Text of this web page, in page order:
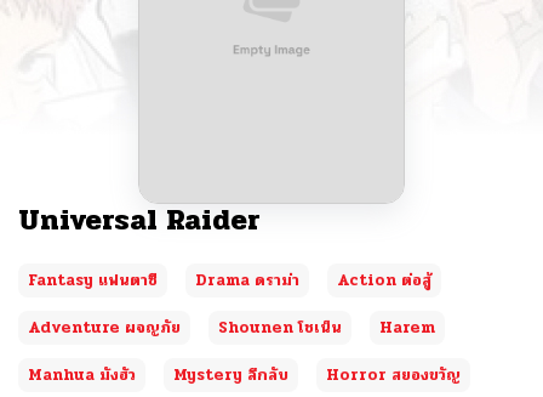
Universal Raider
Fantasy แฟนตาซี Drama ดราม่า
Action ต่อสู้
Adventure ผจญภัย
Shounen โชเน็น
Harem
Manhua มังฮัว
Mystery ลึกลับ
Horror สยองขวัญ